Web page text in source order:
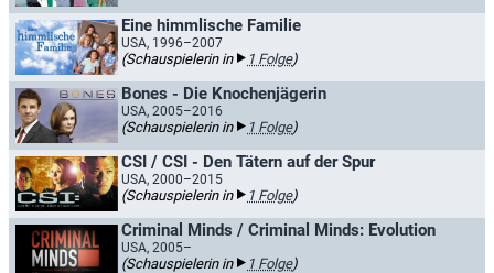
Eine himmlische Familie
USA, 1996–2007
(Schauspielerin in 1 Folge)
Bones - Die Knochenjägerin
USA, 2005–2016
(Schauspielerin in 1 Folge)
CSI / CSI - Den Tätern auf der Spur
USA, 2000–2015
(Schauspielerin in 1 Folge)
Criminal Minds / Criminal Minds: Evolution
USA, 2005–
(Schauspielerin in 1 Folge)